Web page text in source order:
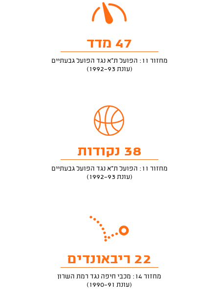
47 מדד
מחזור 11: הפועל ת"א נגד הפועל גבעתיים
(עונת 1992-93)
38 נקודות
מחזור 11: הפועל ת"א נגד הפועל גבעתיים
(עונת 1992-93)
22 ריבאונדים
מחזור 14: מכבי חיפה נגד רמת השרון
(עונת 1990-91)